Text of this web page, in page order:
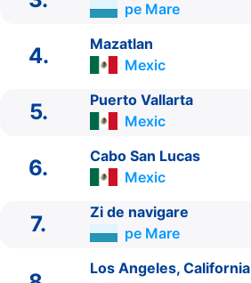
ITINERARIU
Ziua | Portul | Sosire - Plecare
Los Angeles, California
Zi de navigare pe Mare
4. Mazatlan Mexic 07:00 - 17:00
pe Mare
4. Mazatlan
Mexic
5. Puerto Vallarta
Mexic
6. Cabo San Lucas
Mexic
7.
Zi de navigare
pe Mare
Los Angeles, California